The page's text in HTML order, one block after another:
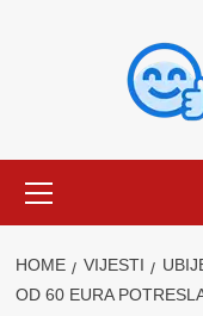
Menu
HOME VIJESTI
OD 60 EURA